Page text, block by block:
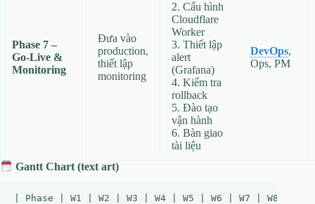
Phase 7 –
Go‑Live &
Monitoring
Đưa vào
production,
thiết lập
monitoring
2. Cấu hình
Cloudflare
Worker
3. Thiết lập
alert
(Grafana)
4. Kiểm tra
rollback
5. Đào tạo
vận hành
6. Bàn giao
tài liệu
DevOps,
Ops, PM
Gantt Chart (text art)
| Phase | W1 | W2 | W3 | W4 | W5 | W6 | W7 | W8 | W9 |